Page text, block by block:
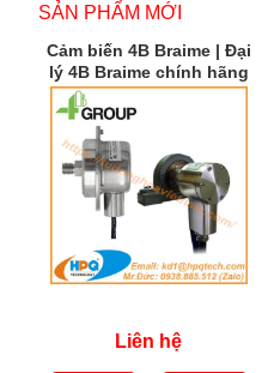
SẢN PHẨM MỚI
Cảm biến 4B Braime | Đại
lý 4B Braime chính hãng
Liên hệ